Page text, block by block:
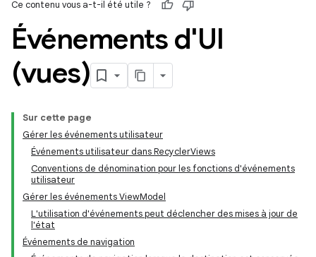
Ce contenu vous a-t-il été utile ?
Événements d'UI
(vues)
Sur cette page
Gérer les événements utilisateur
Événements utilisateur dans RecyclerViews
Conventions de dénomination pour les fonctions d'événements
utilisateur
Gérer les événements ViewModel
L'utilisation d'événements peut déclencher des mises à jour de
l'état
Événements de navigation